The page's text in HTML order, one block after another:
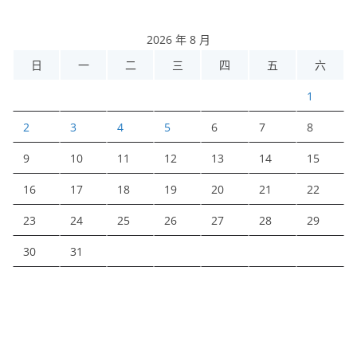
2026 年 8 月
日
一 二 三 四 五 六
1
2 3 4 5 6 7 8
9 10 11 12 13 14 15
16 17 18 19 20 21 22
23 24 25 26 27 28 29
30 31